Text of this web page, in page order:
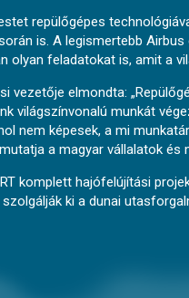
repülőgépes
is. A legismertebb
feladatokat is, amit a
vezetője elmondta:
világszínvonalú munkát
nem képesek, a mi
a magyar vállalatok és
komplett hajófelújítási
ki a dunai